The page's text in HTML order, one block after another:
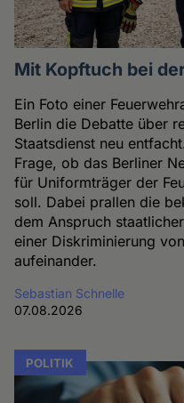
Mit Kopftuch bei
Ein Foto einer
Berlin die Debatte über
Staatsdienst neu
Frage, ob das Berliner
für Uniformträger der
soll. Dabei prallen die
dem Anspruch
einer Diskriminierung
aufeinander.
Sebastian Schnelle
07.08.2026
POLITIK